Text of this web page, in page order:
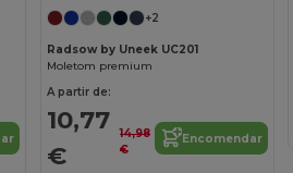
+2
Radsow by Uneek UC201
Moletom premium
A partir de:
10,77
€
14,98
€
Encomendar